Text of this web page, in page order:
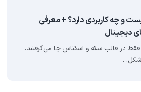
و چه کاربردی دارد؟ + معرفی
دیجیتال
فقط در قالب سکه و اسکناس جا می‌گرفتند،
شکل…